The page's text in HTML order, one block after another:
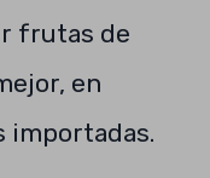
frutas de
en
importadas.